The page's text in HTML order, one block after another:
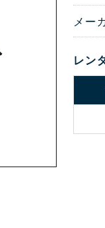
メー
レン